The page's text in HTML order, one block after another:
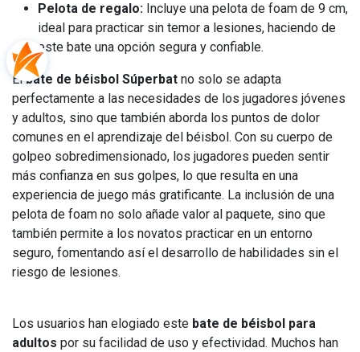
Pelota de regalo: Incluye una pelota de foam de 9 cm,
ideal para practicar sin temor a lesiones, haciendo de
este bate una opción segura y confiable.
Elbate de béisbol Súperbat no solo se adapta
perfectamente a las necesidades de los jugadores jóvenes
y adultos, sino que también aborda los puntos de dolor
comunes en el aprendizaje del béisbol. Con su cuerpo de
golpeo sobredimensionado, los jugadores pueden sentir
más confianza en sus golpes, lo que resulta en una
experiencia de juego más gratificante. La inclusión de una
pelota de foam no solo añade valor al paquete, sino que
también permite a los novatos practicar en un entorno
seguro, fomentando así el desarrollo de habilidades sin el
riesgo de lesiones.
Los usuarios han elogiado este bate de béisbol para
adultos por su facilidad de uso y efectividad. Muchos han